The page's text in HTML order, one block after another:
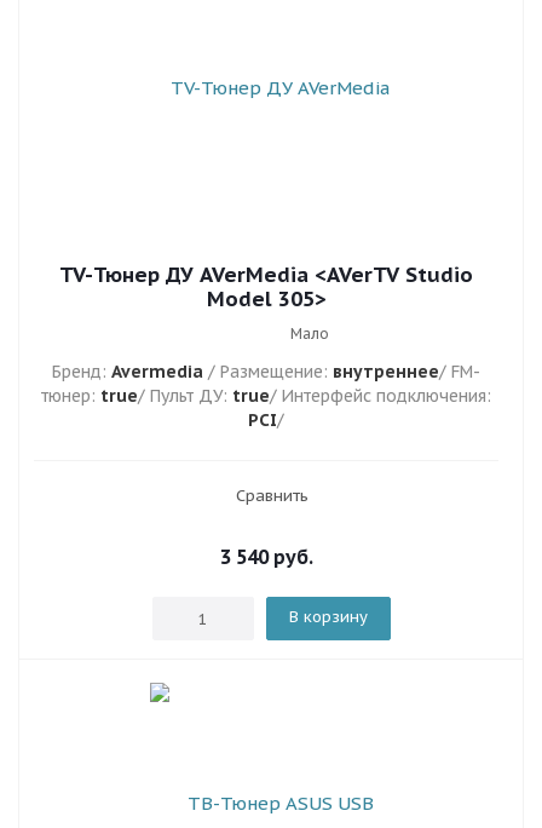
TV-Тюнер ДУ AVerMedia <AVerTV Studio
Model 305>
Мало
Бренд: Avermedia / Размещение: внутреннее/ FM-
тюнер: true/ Пульт ДУ: true/ Интерфейс подключения:
PCI/
Сравнить
3 540руб.
В корзину